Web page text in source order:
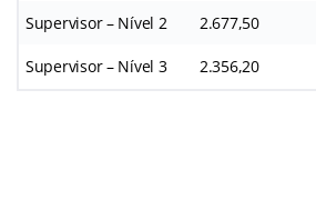
Supervisor – Nível 2 2.677,50
Supervisor – Nível 3 2.356,20